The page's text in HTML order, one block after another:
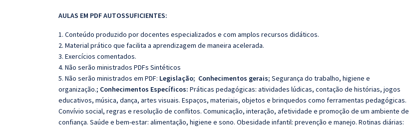
AULAS EM PDF AUTOSSUFICIENTES:
1. Conteúdo produzido por docentes especializados e com amplos recursos didáticos.
2. Material prático que facilita a aprendizagem de maneira acelerada.
3. Exercícios comentados.
4. Não serão ministrados PDFs Sintéticos
5. Não serão ministrados em PDF: Legislação; Conhecimentos gerais; Segurança do trabalho, higiene e
organização.; Conhecimentos Específicos: Práticas pedagógicas: atividades lúdicas, contação de histórias, jogos
educativos, música, dança, artes visuais. Espaços, materiais, objetos e brinquedos como ferramentas pedagógicas.
Convívio social, regras e resolução de conflitos. Comunicação, interação, afetividade e promoção de um ambiente de
confiança. Saúde e bem-estar: alimentação, higiene e sono. Obesidade infantil: prevenção e manejo. Rotinas diárias: